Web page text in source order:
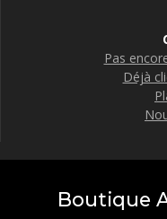
Pas
Déjà
Boutique